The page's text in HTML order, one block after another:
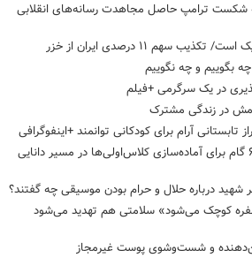
شکست ترامپ حاصل مجاهدت رسانه‌های انقلابی
سهم ۱۱ درصدی ایران از خزر
چه بگوییم و چه نگوییم
در یک سرگرمی +فیلم
در زندگی مشترک
تابستانی آرام برای کودکانی توانمند +اینفوگرافی
از تابستان تا کلاس درس؛ ۶ گام برای آماده‌سازی کلاس‌اولی‌ها در مسیر دانایی
درباره حلال و حرام بودن موسیقی چه گفتند؟
کوچک می‌شود» سلامتی هم تهدید می‌شود
و شست‌وشوی پوست غیرمجاز